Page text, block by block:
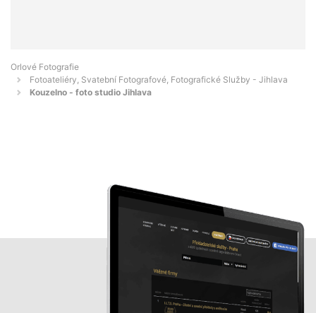
Orlové Fotografie
Fotoateliéry, Svatební Fotografové, Fotografické Služby - Jihlava
Kouzelno - foto studio Jihlava